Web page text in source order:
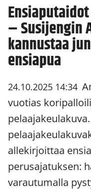
– Susijengin
kannustaa
ensiapua
24.10.2025 14:34
vuotias
allekirjoittaa
perusajatuksen:
varautumalla